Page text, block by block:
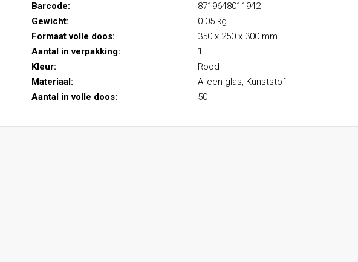
Barcode:
8719648011942
Gewicht:
0.05 kg
Formaat volle doos:
350 x 250 x 300 mm
Aantal in verpakking:
1
Kleur:
Rood
Materiaal:
Alleen glas, Kunststof
Aantal in volle doos:
50